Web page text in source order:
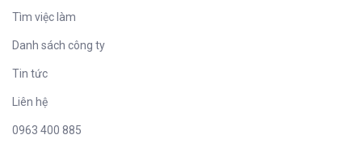
Tìm việc làm
Danh sách công ty
Tin tức
Liên hệ
0963 400 885